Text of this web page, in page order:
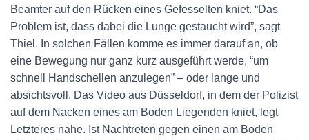
Beamter auf den Rücken eines Gefesselten kniet. “Das
Problem ist, dass dabei die Lunge gestaucht wird”, sagt
Thiel. In solchen Fällen komme es immer darauf an, ob
eine Bewegung nur ganz kurz ausgeführt werde, “um
schnell Handschellen anzulegen” – oder lange und
absichtsvoll. Das Video aus Düsseldorf, in dem der Polizist
auf dem Nacken eines am Boden Liegenden kniet, legt
Letzteres nahe. Ist Nachtreten gegen einen am Boden